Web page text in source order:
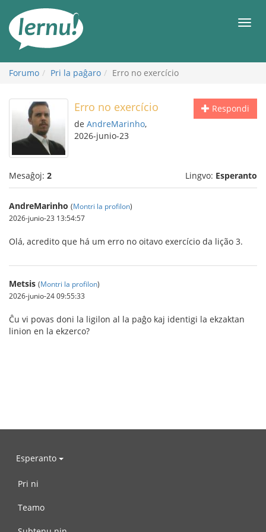
enhavo
Forumo Pri la paĝaro Erro no exercício
Respondi
Erro no exercício
de AndreMarinho,
2026-junio-23
Mesaĝoj: 2 Lingvo: Esperanto
AndreMarinho (Montri la profilon)
2026-junio-23 13:54:57
Olá, acredito que há um erro no oitavo exercício da lição 3.
Metsis (Montri la profilon)
2026-junio-24 09:55:33
Ĉu vi povas doni la ligilon al la paĝo kaj identigi la ekzaktan
linion en la ekzerco?
Esperanto
Pri ni
Teamo